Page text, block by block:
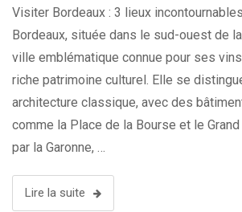
Visiter Bordeaux : 3 lieux
Bordeaux, située dans le sud-ouest de
ville emblématique connue pour ses
riche patrimoine culturel. Elle se
architecture classique, avec des
comme la Place de la Bourse et le
par la Garonne, …
Lire la suite